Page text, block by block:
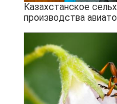
Казахстанское
производства